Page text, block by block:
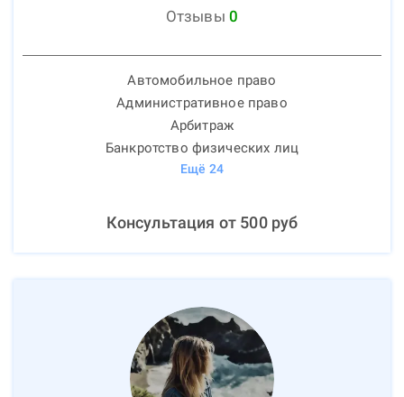
Отзывы 0
Автомобильное право
Административное право
Арбитраж
Банкротство физических лиц
Ещё 24
Консультация от 500руб